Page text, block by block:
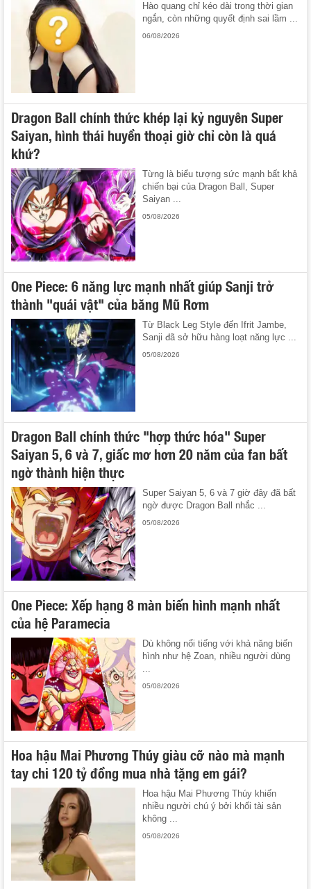
Hào quang chỉ kéo dài trong thời gian
ngắn, còn những quyết định sai lầm ...
06/08/2026
Dragon Ball chính thức khép lại kỷ nguyên Super
Saiyan, hình thái huyền thoại giờ chỉ còn là quá
khứ?
Từng là biểu tượng sức mạnh bất khả
chiến bại của Dragon Ball, Super
Saiyan ...
05/08/2026
One Piece: 6 năng lực mạnh nhất giúp Sanji trở
thành "quái vật" của băng Mũ Rơm
Từ Black Leg Style đến Ifrit Jambe,
Sanji đã sở hữu hàng loạt năng lực ...
05/08/2026
Dragon Ball chính thức "hợp thức hóa" Super
Saiyan 5, 6 và 7, giấc mơ hơn 20 năm của fan bất
ngờ thành hiện thực
Super Saiyan 5, 6 và 7 giờ đây đã bất
ngờ được Dragon Ball nhắc ...
05/08/2026
One Piece: Xếp hạng 8 màn biến hình mạnh nhất
của hệ Paramecia
Dù không nổi tiếng với khả năng biến
hình như hệ Zoan, nhiều người dùng
05/08/2026
Hoa hậu Mai Phương Thúy giàu cỡ nào mà mạnh
tay chi 120 tỷ đồng mua nhà tặng em gái?
Hoa hậu Mai Phương Thúy khiến
nhiều người chú ý bởi khối tài sản
không ...
05/08/2026